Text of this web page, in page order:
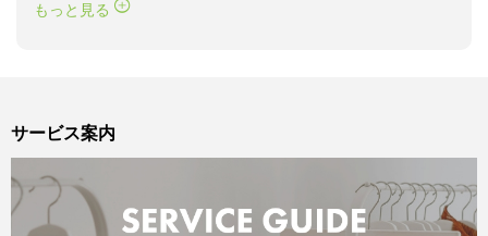
もっと見る
サービス案内